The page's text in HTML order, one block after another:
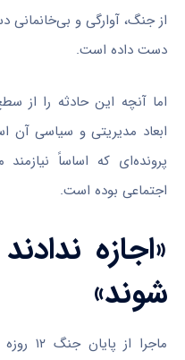
از جنگ، آوارگی و
دست داده است.
اما آنچه این حادثه را از
ابعاد مدیریتی و سیاسی آن
پرونده‌ای که اساساً
اجتماعی بوده است.
«اجازه
شوند»
ماجرا